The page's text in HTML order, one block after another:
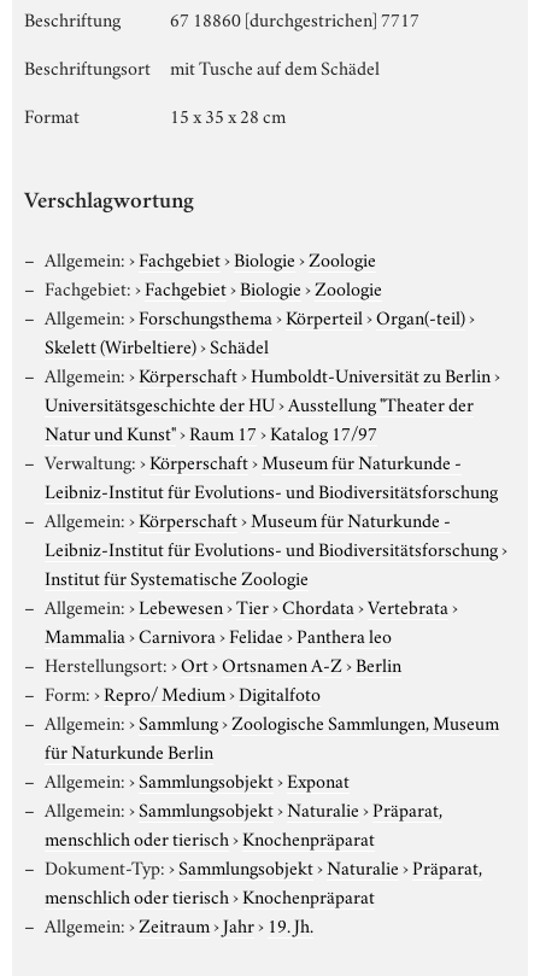
Beschriftung
67 18860 [durchgestrichen] 7717
Beschriftungsort
mit Tusche auf dem Schädel
Format
15 x 35 x 28 cm
Verschlagwortung
Allgemein:›Fachgebiet›Biologie›Zoologie
Fachgebiet:›Fachgebiet›Biologie›Zoologie
Allgemein:›Forschungsthema›Körperteil›Organ(-teil)›
Skelett (Wirbeltiere)›Schädel
Allgemein:›Körperschaft›Humboldt-Universität zu Berlin›
Universitätsgeschichte der HU›Ausstellung "Theater der
Natur und Kunst"›Raum 17›Katalog 17/97
Verwaltung:›Körperschaft›Museum für Naturkunde -
Leibniz-Institut für Evolutions- und Biodiversitätsforschung
Allgemein:›Körperschaft›Museum für Naturkunde -
Leibniz-Institut für Evolutions- und Biodiversitätsforschung›
Institut für Systematische Zoologie
Allgemein:›Lebewesen›Tier›Chordata›Vertebrata›
Mammalia›Carnivora›Felidae›Panthera leo
Herstellungsort:›Ort›Ortsnamen A-Z›Berlin
Form:›Repro/ Medium›Digitalfoto
Allgemein:›Sammlung›Zoologische Sammlungen, Museum
für Naturkunde Berlin
Allgemein:›Sammlungsobjekt›Exponat
Allgemein:›Sammlungsobjekt›Naturalie›Präparat,
menschlich oder tierisch›Knochenpräparat
Dokument-Typ:›Sammlungsobjekt›Naturalie›Präparat,
menschlich oder tierisch›Knochenpräparat
Allgemein:›Zeitraum›Jahr› 19. Jh.